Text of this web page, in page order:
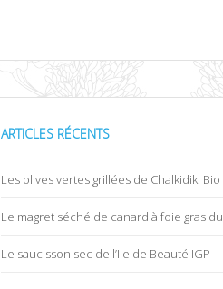
ARTICLES RÉCENTS
Les olives vertes grillées de Chalkidiki Bio
Le magret séché de canard à foie gras
Le saucisson sec de l’Ile de Beauté IGP